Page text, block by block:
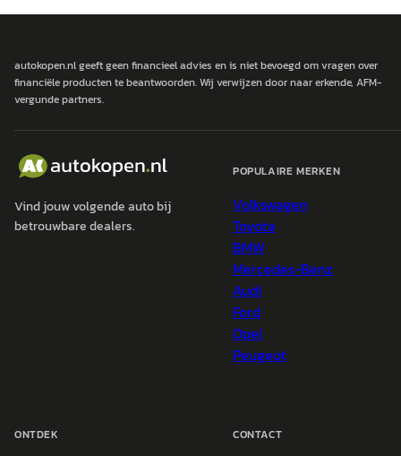
autokopen.nl geeft geen financieel advies en is niet bevoegd om vragen over
financiële producten te beantwoorden. Wij verwijzen door naar erkende, AFM-
vergunde partners.
Vind jouw volgende auto bij
betrouwbare dealers.
POPULAIRE MERKEN
Volkswagen
Toyota
BMW
Mercedes-Benz
Audi
Ford
Opel
Peugeot
ONTDEK CONTACT